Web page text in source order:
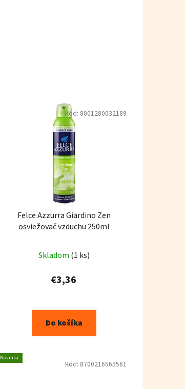
Felce Azzurra Giardino Zen
osviežovač vzduchu 250ml
Skladom (1 ks)
€3,36
Do košíka
Kód: 8001280032189
Novinka
Kód: 8700216565561